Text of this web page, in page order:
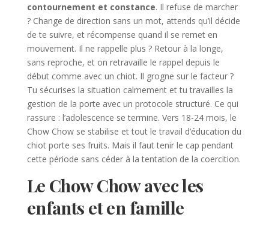
contournement et constance. Il refuse de marcher
? Change de direction sans un mot, attends qu’il décide
de te suivre, et récompense quand il se remet en
mouvement. Il ne rappelle plus ? Retour à la longe,
sans reproche, et on retravaille le rappel depuis le
début comme avec un chiot. Il grogne sur le facteur ?
Tu sécurises la situation calmement et tu travailles la
gestion de la porte avec un protocole structuré. Ce qui
rassure : l’adolescence se termine. Vers 18-24 mois, le
Chow Chow se stabilise et tout le travail d’éducation du
chiot porte ses fruits. Mais il faut tenir le cap pendant
cette période sans céder à la tentation de la coercition.
Le Chow Chow avec les
enfants et en famille